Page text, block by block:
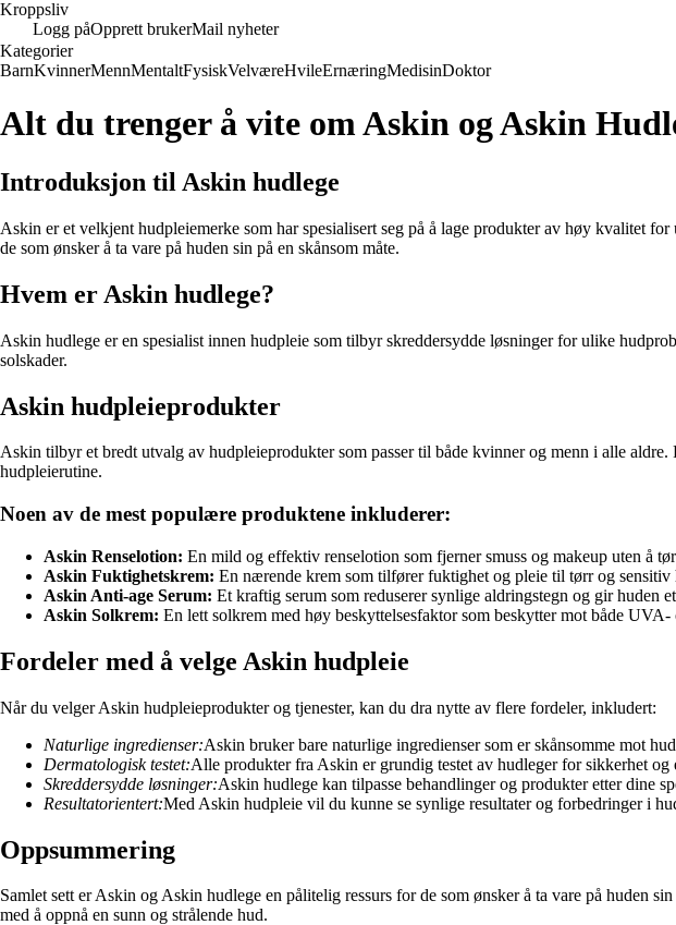
Kroppsliv
Logg påOpprett brukerMail nyheter
Kategorier
BarnKvinnerMennMentaltFysiskVelværeHvileErnæringMedisinDoktor
Alt du trenger å vite om Askin og Askin
Introduksjon til Askin hudlege
Askin er et velkjent hudpleiemerke som har spesialisert seg på å lage produkter av høy kvalitet
de som ønsker å ta vare på huden sin på en skånsom måte.
Hvem er Askin hudlege?
Askin hudlege er en spesialist innen hudpleie som tilbyr skreddersydde løsninger for ulike
solskader.
Askin hudpleieprodukter
Askin tilbyr et bredt utvalg av hudpleieprodukter som passer til både kvinner og menn i alle
hudpleierutine.
Noen av de mest populære produktene inkluderer:
Askin Renselotion: En mild og effektiv renselotion som fjerner smuss og makeup uten å
Askin Fuktighetskrem: En nærende krem som tilfører fuktighet og pleie til tørr og sensitiv
Askin Anti-age Serum: Et kraftig serum som reduserer synlige aldringstegn og gir huden
Askin Solkrem: En lett solkrem med høy beskyttelsesfaktor som beskytter mot både
Fordeler med å velge Askin hudpleie
Når du velger Askin hudpleieprodukter og tjenester, kan du dra nytte av flere fordeler, inkludert:
Naturlige ingredienser:Askin bruker bare naturlige ingredienser som er skånsomme mot
Dermatologisk testet:Alle produkter fra Askin er grundig testet av hudleger for sikkerhet og
Skreddersydde løsninger:Askin hudlege kan tilpasse behandlinger og produkter etter dine
Resultatorientert:Med Askin hudpleie vil du kunne se synlige resultater og forbedringer i
Oppsummering
Samlet sett er Askin og Askin hudlege en pålitelig ressurs for de som ønsker å ta vare på huden
med å oppnå en sunn og strålende hud.